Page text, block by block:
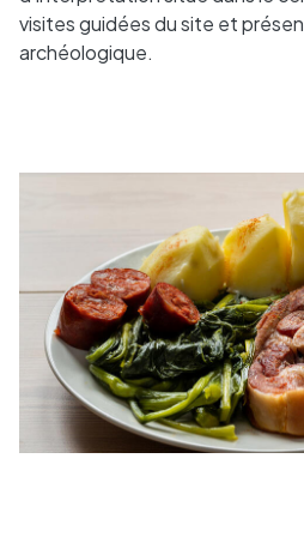
visites guidées du site et
archéologique.